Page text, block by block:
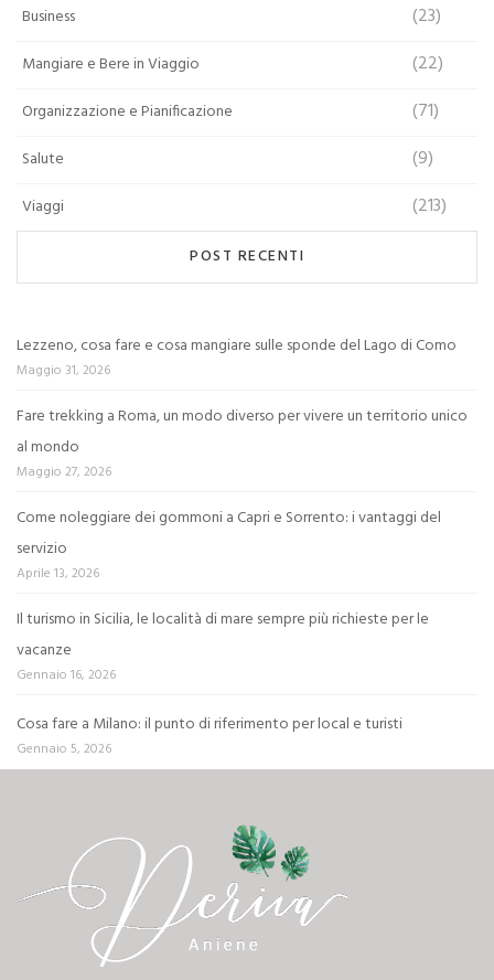
Business (23)
Mangiare e Bere in Viaggio (22)
Organizzazione e Pianificazione (71)
Salute (9)
Viaggi (213)
POST RECENTI
Lezzeno, cosa fare e cosa mangiare sulle sponde del Lago di Como
Maggio 31, 2026
Fare trekking a Roma, un modo diverso per vivere un territorio unico
al mondo
Maggio 27, 2026
Come noleggiare dei gommoni a Capri e Sorrento: i vantaggi del
servizio
Aprile 13, 2026
Il turismo in Sicilia, le località di mare sempre più richieste per le
vacanze
Gennaio 16, 2026
Cosa fare a Milano: il punto di riferimento per local e turisti
Gennaio 5, 2026